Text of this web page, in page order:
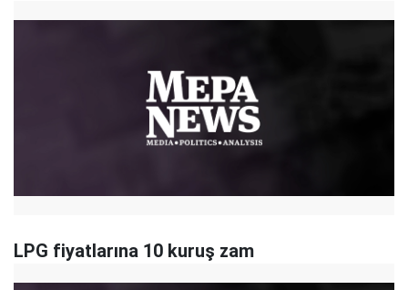
LPG fiyatlarına 10 kuruş zam